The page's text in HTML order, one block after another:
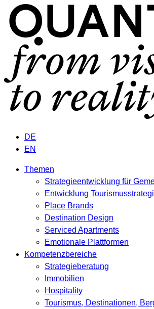
DE
EN
Themen
Strategieentwicklung für
Entwicklung
Place Brands
Destination Design
Serviced Apartments
Emotionale Plattformen
Kompetenzbereiche
Strategieberatung
Immobilien
Hospitality
Tourismus, Destinationen,